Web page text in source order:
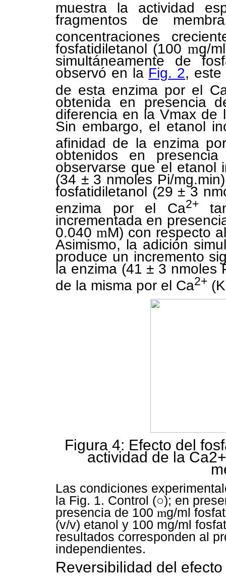
muestra la actividad
fragmentos de
concentraciones
fosfatidiletanol (100 mg/
simultáneamente de
observó en la Fig. 2, este
de esta enzima por el
obtenida en presencia
diferencia en la Vmax de
Sin embargo, el etanol
afinidad de la enzima
obtenidos en
observarse que el etanol
(34 ± 3 nmoles Pi/
fosfatidiletanol (29 ± 3
enzima por el Ca2+
incrementada en
0.040mM) con respecto
Asimismo, la adición
produce un incremento
la enzima (41 ± 3 nmoles
de la misma por el Ca2+
Figura 4: Efecto del
actividad de la
Las condiciones
la Fig. 1. Control (○); en
presencia de 100 mg/ml
(v/v) etanol y 100 mg/ml
resultados corresponden al
independientes.
Reversibilidad del